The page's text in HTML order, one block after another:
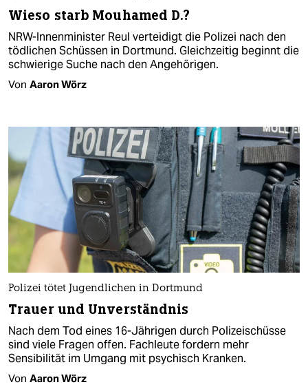
Wieso starb Mouhamed D.?
NRW-Innenminister Reul verteidigt die Polizei nach den
tödlichen Schüssen in Dortmund. Gleichzeitig beginnt die
schwierige Suche nach den Angehörigen.
Von Aaron Wörz
Polizei tötet Jugendlichen in Dortmund
Trauer und Unverständnis
Nach dem Tod eines 16-Jährigen durch Polizeischüsse
sind viele Fragen offen. Fachleute fordern mehr
Sensibilität im Umgang mit psychisch Kranken.
Von Aaron Wörz